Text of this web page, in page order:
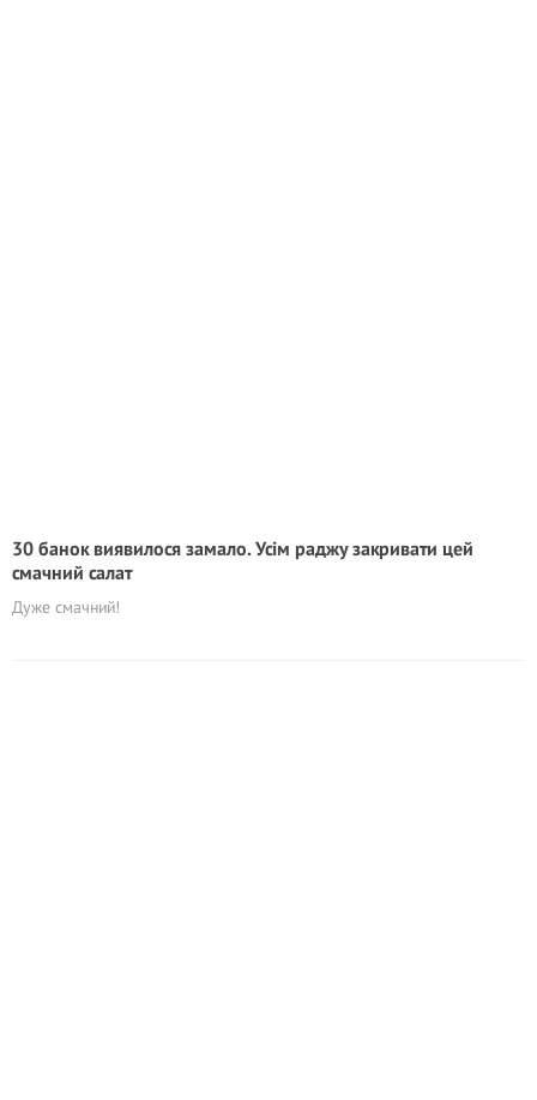
30 банок виявилося замало. Усім раджу закривати цей
смачний салат
Дуже смачний!